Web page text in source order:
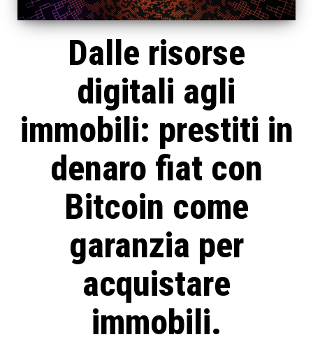
Dalle risorse
digitali agli
immobili: prestiti in
denaro fiat con
Bitcoin come
garanzia per
acquistare
immobili.